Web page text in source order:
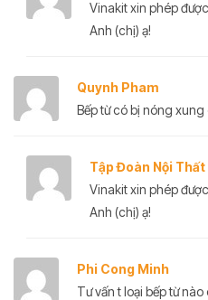
Vinakit xin phép
Anh (chị) ạ!
Quynh Pham
Bếp từ có bị nóng
Tập Đoàn Nội
Vinakit xin phép
Anh (chị) ạ!
Phi Cong Minh
Tư vấn t loại bếp từ